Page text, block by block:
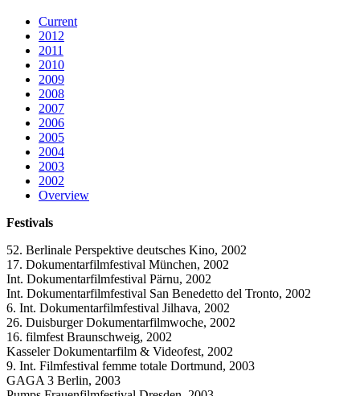
Current
2012
2011
2010
2009
2008
2007
2006
2005
2004
2003
2002
Overview
Festivals
52. Berlinale Perspektive deutsches Kino, 2002
17. Dokumentarfilmfestival München, 2002
Int. Dokumentarfilmfestival Pärnu, 2002
Int. Dokumentarfilmfestival San Benedetto del Tronto, 2002
6. Int. Dokumentarfilmfestival Jilhava, 2002
26. Duisburger Dokumentarfilmwoche, 2002
16. filmfest Braunschweig, 2002
Kasseler Dokumentarfilm & Videofest, 2002
9. Int. Filmfestival femme totale Dortmund, 2003
GAGA 3 Berlin, 2003